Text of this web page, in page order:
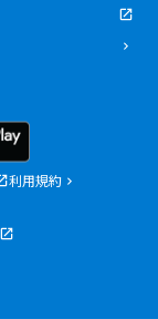
利用規約